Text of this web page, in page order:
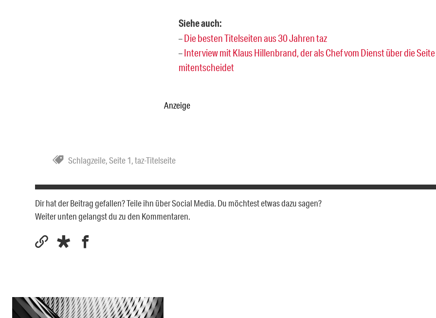
Siehe auch:
–Die besten Titelseiten aus 30 Jahren taz
–Interview mit Klaus Hillenbrand, der als Chef vom Dienst über die
mitentscheidet
Anzeige
Schlagzeile,Seite 1,taz-Titelseite
Dir hat der Beitrag gefallen? Teile ihn über Social Media. Du möchtest etwas dazu sagen?
Weiter unten gelangst du zu den Kommentaren.